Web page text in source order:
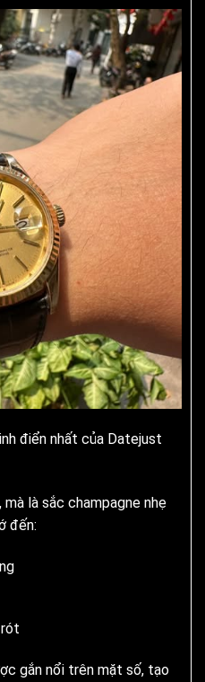
điển nhất của Datejust
mà là sắc champagne nhẹ
đến:
gắn nổi trên mặt số, tạo